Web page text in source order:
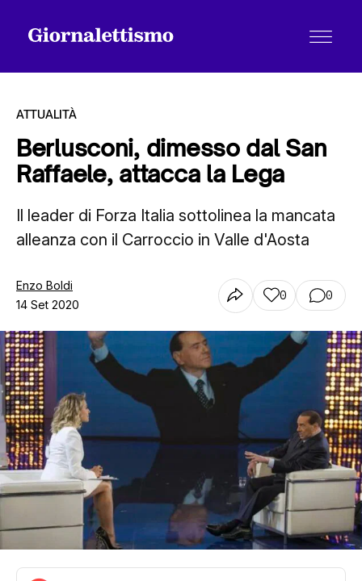
Tutti gli articoli
Chi siamo
Contatti
ATTUALITÀ
Berlusconi, dimesso dal San
Raffaele, attacca la Lega
Il leader di Forza Italia sottolinea la mancata
alleanza con il Carroccio in Valle d'Aosta
Enzo Boldi
14 Set 2020
0 0